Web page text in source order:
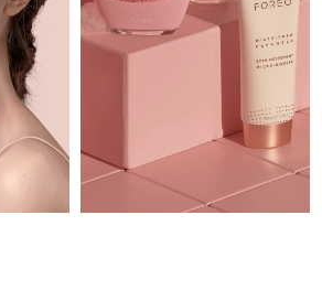
预计送达日期 8/10/26
8/10/26
8/13/26
预计送达日期 8/13/26
预计送达日期8/11/26